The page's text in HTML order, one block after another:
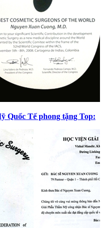
Quốc Tế phong tặng Top: